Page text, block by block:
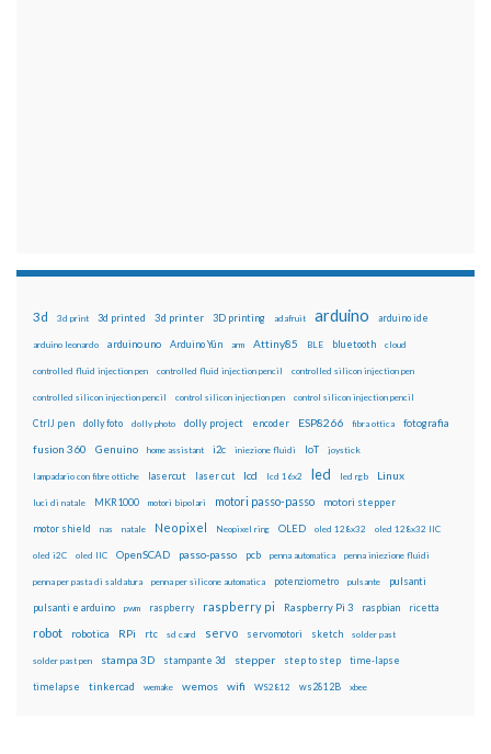
3d 3d print 3d printed 3d printer 3D printing adafruit arduino arduino ide
arduino leonardo arduino uno Arduino Yún arm Attiny85 BLE bluetooth cloud
controlled fluid injection pen controlled fluid injection pencil controlled silicon injection pen
controlled silicon injection pencil control silicon injection pen control silicon injection pencil
CtrlJ pen dolly foto dolly photo dolly project encoder ESP8266 fibra ottica fotografia
fusion 360 Genuino home assistant i2c iniezione fluidi IoT joystick
lampadario con fibre ottiche lasercut laser cut lcd lcd 16x2 led led rgb Linux
luci di natale MKR1000 motori bipolari motori passo-passo motori stepper
motor shield nas natale Neopixel Neopixel ring OLED oled 128x32 oled 128x32 IIC
oled i2C oled IIC OpenSCAD passo-passo pcb penna automatica penna iniezione fluidi
penna per pasta di saldatura penna per silicone automatica potenziometro pulsante pulsanti
pulsanti e arduino pwm raspberry raspberry pi Raspberry Pi 3 raspbian ricetta
robot robotica RPi rtc sd card servo servomotori sketch solder past
solder past pen stampa 3D stampante 3d stepper step to step time-lapse
timelapse tinkercad wemake wemos wifi WS2812 ws2812B xbee